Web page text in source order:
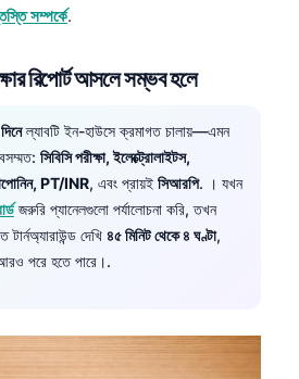
সম্পর্কে.
রিপোর্ট আসলে সম্ভব হলে
ল্যাবটি ইন-হাউসে ক্রমাগত চালায়—এমন
সিবিসি পরীক্ষা, ইলেক্ট্রোলাইটস,
PT/INR, এবং প্রায়ই সিআরপি. । যখন
জরুরি প্যানেলগুলো পর্যালোচনা করি, তখন
দেখি ৪৫ মিনিট থেকে ৪ ঘণ্টা,
পরে হতে পারে।.